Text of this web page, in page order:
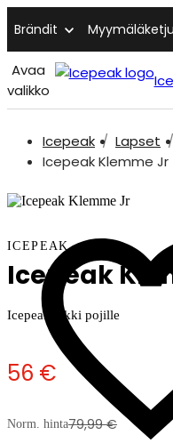
Brändit
Avaa
valikko
Icepeak Lapset
Icepeak Klemme Jr
ICEPEAK
Icepeak
Icepeak takki pojille
56 €
Norm. hinta79,99 €